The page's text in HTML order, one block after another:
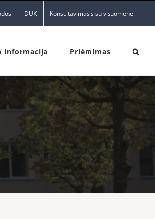
DUK Konsultavimasis su visuomene
informacija Priėmimas